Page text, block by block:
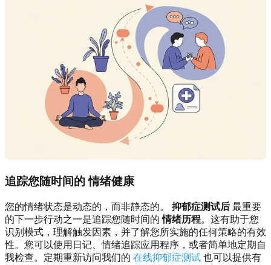
追踪您随时间的情绪健康
您的情绪状态是动态的，而非静态的。 抑郁症测试后 最重要
的下一步行动之一是追踪您随时间的情绪历程。这有助于您
识别模式，理解触发因素，并了解您所实施的任何策略的有效
性。您可以使用日记、情绪追踪应用程序，或者简单地定期自
我检查。定期重新访问我们的 在线抑郁症测试 也可以提供有